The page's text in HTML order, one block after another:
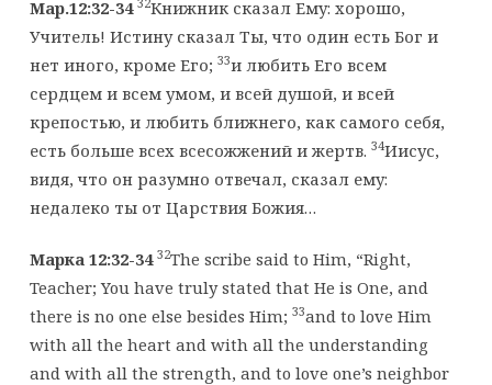
Мар.12:32-34
Книжник сказал Ему: хорошо,
Учитель! Истину сказал Ты, что один есть Бог и
нет иного, кроме Его; 33и любить Его всем
сердцем и всем умом, и всей душой, и всей
крепостью, и любить ближнего, как самого себя,
есть больше всех всесожжений и жертв. 34Иисус,
видя, что он разумно отвечал, сказал ему:
недалеко ты от Царствия Божия…
Марка 12:32-34 32The scribe said to Him, “Right,
Teacher; You have truly stated that He is One, and
there is no one else besides Him; 33and to love Him
with all the heart and with all the understanding
and with all the strength, and to love one’s neighbor